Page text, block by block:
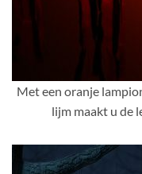
Met een oranje
lijm maakt u de